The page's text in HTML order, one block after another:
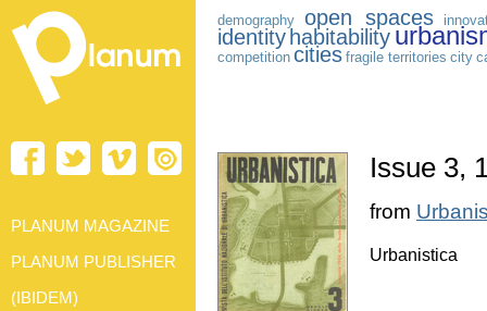
demography open spaces
identity habitability
competition cities fragile territories city
Issue 3,
from
Urbanistica
PLANUM MAGAZINE
PLANUM PUBLISHER
(IBIDEM)